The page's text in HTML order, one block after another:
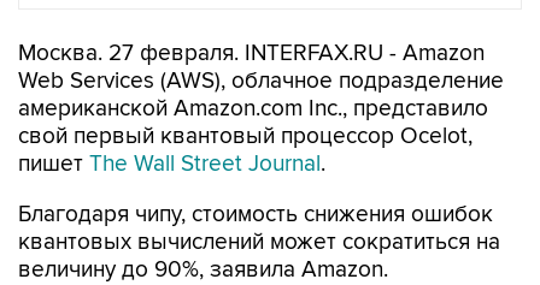
Москва. 27 февраля. INTERFAX.RU - Amazon
Web Services (AWS), облачное подразделение
американской Amazon.com Inc., представило
свой первый квантовый процессор Ocelot,
пишет The Wall Street Journal.
Благодаря чипу, стоимость снижения ошибок
квантовых вычислений может сократиться на
величину до 90%, заявила Amazon.